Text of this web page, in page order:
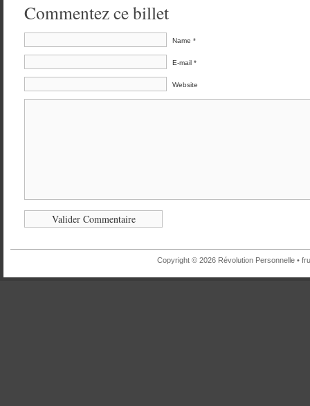
Commentez ce billet
Name *
E-mail *
Website
Copyright © 2026 Révolution Personnelle •